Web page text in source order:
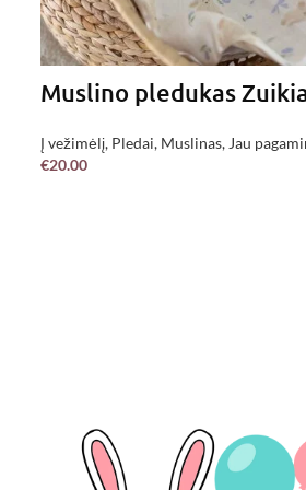
Muslino pledukas
Į vežimėlį, Pledai, Muslinas, Jau
€20.00